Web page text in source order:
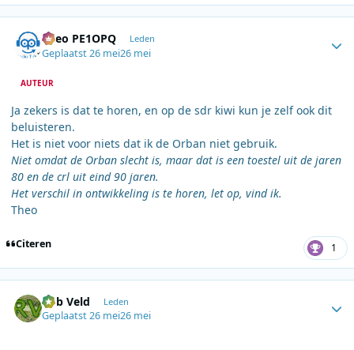
Theo PE1OPQ Leden
Geplaatst26 mei26 mei
AUTEUR
Ja zekers is dat te horen, en op de sdr kiwi kun je zelf ook dit
beluisteren.
Het is niet voor niets dat ik de Orban niet gebruik.
Niet omdat de Orban slecht is, maar dat is een toestel uit de jaren
80 en de crl uit eind 90 jaren.
Het verschil in ontwikkeling is te horen, let op, vind ik.
Theo
Citeren 1
Rob Veld Leden
Geplaatst26 mei26 mei